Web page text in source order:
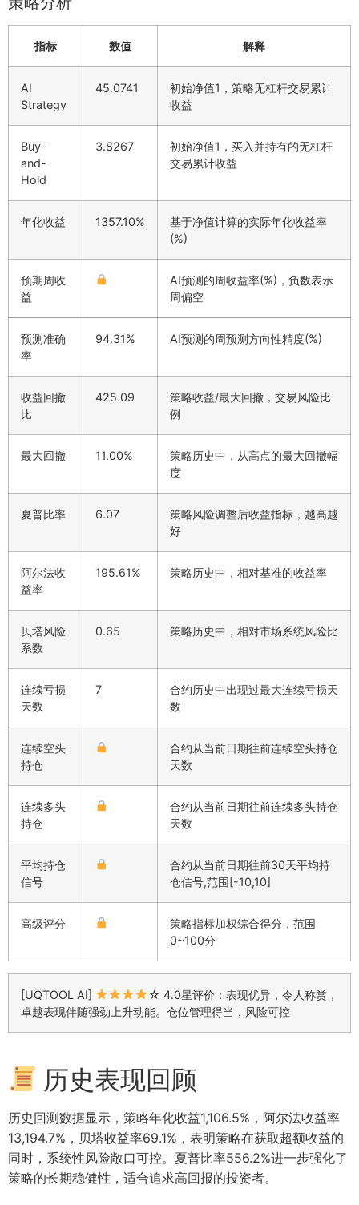
指标 数值 解释
AI
Strategy
45.0741
初始净值1，策略无杠杆交易累计
收益
Buy-
and-
Hold
3.8267
初始净值1，买入并持有的无杠杆
交易累计收益
年化收益 1357.10%
基于净值计算的实际年化收益率
(%)
预期周收
益
AI预测的周收益率(%)，负数表示
周偏空
预测准确
率
94.31% AI预测的周预测方向性精度(%)
收益回撤
比
425.09
策略收益/最大回撤，交易风险比
例
最大回撤 11.00%
策略历史中，从高点的最大回撤幅
度
夏普比率 6.07
策略风险调整后收益指标，越高越
好
阿尔法收
益率
195.61% 策略历史中，相对基准的收益率
贝塔风险
系数
0.65 策略历史中，相对市场系统风险比
连续亏损
天数
7
合约历史中出现过最大连续亏损天
数
连续空头
持仓
合约从当前日期往前连续空头持仓
天数
连续多头
持仓
合约从当前日期往前连续多头持仓
天数
平均持仓
信号
合约从当前日期往前30天平均持
仓信号,范围[-10,10]
高级评分
策略指标加权综合得分，范围
0~100分
[UQTOOL AI]
☆ 4.0星评价：表现优异，令人称赏，
卓越表现伴随强劲上升动能。仓位管理得当，风险可控
历史表现回顾
历史回测数据显示，策略年化收益1,106.5%，阿尔法收益率
13,194.7%，贝塔收益率69.1%，表明策略在获取超额收益的
同时，系统性风险敞口可控。夏普比率556.2%进一步强化了
策略的长期稳健性，适合追求高回报的投资者。